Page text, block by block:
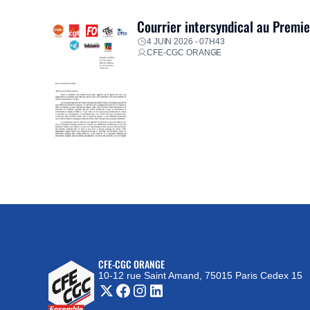
Courrier intersyndical au
4 JUIN 2026 - 07H43
CFE-CGC ORANGE
CFE-CGC ORANGE
10-12 rue Saint Amand, 75015 Paris Cedex 15
(nouvelle fenêtre)